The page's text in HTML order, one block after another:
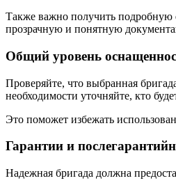
Также важно получить подробную
прозрачную и понятную
Общий уровень
Проверяйте, что выбранная
необходимости уточняйте, кто
Это поможет избежать
Гарантии и
Надежная бригада должна